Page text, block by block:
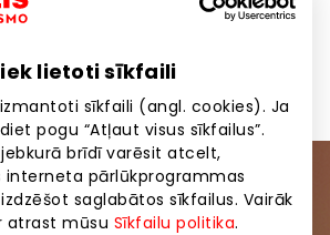
lietoti sīkfaili
sīkfaili (angl. cookies). Ja
pogu “Atļaut visus sīkfailus”.
brīdī varēsit atcelt,
pārlūkprogrammas
saglabātos sīkfailus. Vairāk
atrast mūsu Sīkfailu politika.
mūsu kopienai